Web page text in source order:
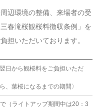
辺環境の整備、来場者の受
春滝桜観桜料徴収条例」を
担いただいております。
日から観桜料をご負担いただ
、葉桜になるまでの期間〉
（ライトアップ期間中は20：3